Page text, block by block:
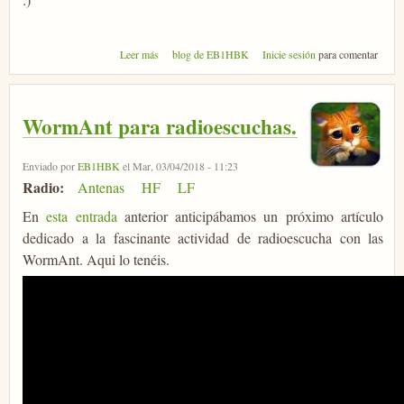
Leer más sobre United Colors of WormAnt
blog de EB1HBK Inicie sesión para comentar
WormAnt para radioescuchas.
Enviado porEB1HBK el Mar, 03/04/2018 - 11:23
Radio: Antenas HF
LF
Enesta entrada anterior anticipábamos un próximo artículo
dedicado a la fascinante actividad de radioescucha con las
WormAnt. Aqui lo tenéis.